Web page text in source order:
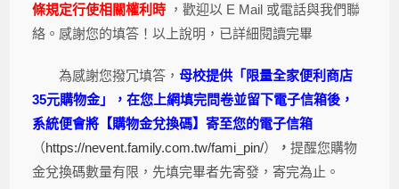
條規定行使相關權利時 ，歡迎以 E Mail 或電話與我們聯
絡。感謝您的填答！以上說明，已詳細閱讀完畢
為感謝您撥冗填答，母校提供「限量全家便利商店
35元購物金」，在您上網填完問卷並留下電子信箱後，
系統便會將【購物金兌換碼】寄至您的電子信箱
（https://nevent.family.com.tw/fami_pin/） ，提醒您購物
金兌換碼數量有限，先填完畢者先寄發，寄完為止。